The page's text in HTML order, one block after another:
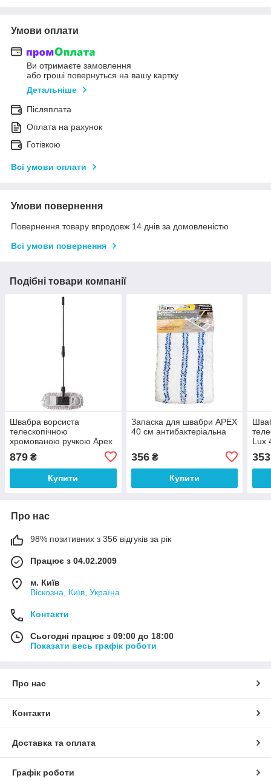
Умови оплати
Ви отримаєте замовлення
або гроші повернуться на вашу картку
Детальніше
Післяплата
Оплата на рахунок
Готівкою
Всі умови оплати
Умови повернення
Повернення товару впродовж 14 днів за домовленістю
Всі умови повернення
Подібні товари компанії
Швабра ворсиста
телескопічною
хромованою ручкою Apex
879 ₴
Купити
Запаска для швабри APEX
40 см антибактеріальна
356₴
Купити
Lux
353
Про нас
98% позитивних з 356 відгуків за рік
Працює з 04.02.2009
м. Київ
Віскозна, Київ, Україна
Контакти
Сьогодні працює з 09:00 до 18:00
Показати весь графік роботи
Про нас
Контакти
Доставка та оплата
Графік роботи